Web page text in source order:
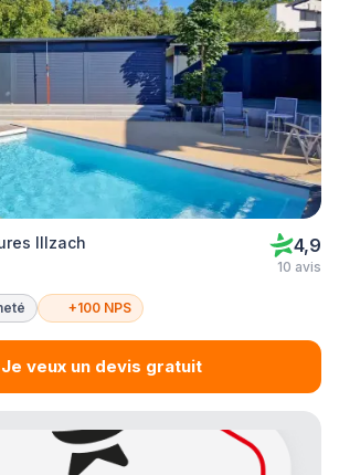
Illzach 4,9
10 avis
+100 NPS
Je veux un devis gratuit